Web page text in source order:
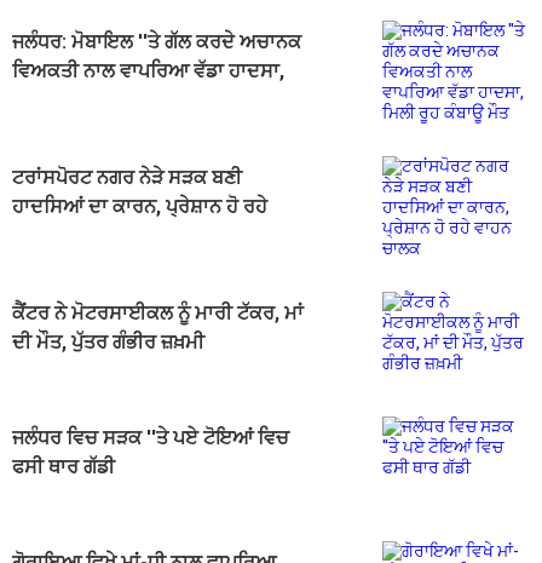
ਜਲੰਧਰ: ਮੋਬਾਇਲ ''ਤੇ ਗੱਲ ਕਰਦੇ ਅਚਾਨਕ
ਵਿਅਕਤੀ ਨਾਲ ਵਾਪਰਿਆ ਵੱਡਾ ਹਾਦਸਾ,
ਟਰਾਂਸਪੋਰਟ ਨਗਰ ਨੇੜੇ ਸੜਕ ਬਣੀ
ਹਾਦਸਿਆਂ ਦਾ ਕਾਰਨ, ਪ੍ਰੇਸ਼ਾਨ ਹੋ ਰਹੇ
ਕੈਂਟਰ ਨੇ ਮੋਟਰਸਾਈਕਲ ਨੂੰ ਮਾਰੀ ਟੱਕਰ, ਮਾਂ
ਦੀ ਮੌਤ, ਪੁੱਤਰ ਗੰਭੀਰ ਜ਼ਖ਼ਮੀ
ਜਲੰਧਰ ਵਿਚ ਸੜਕ ''ਤੇ ਪਏ ਟੋਇਆਂ ਵਿਚ
ਫਸੀ ਥਾਰ ਗੱਡੀ